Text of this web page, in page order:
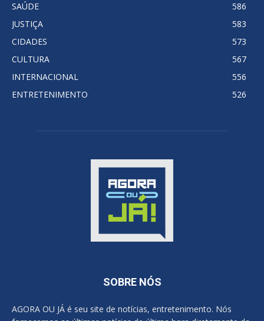
SAÚDE
586
JUSTIÇA
583
CIDADES
573
CULTURA
567
INTERNACIONAL
556
ENTRETENIMENTO
526
SOBRE NÓS
AGORA OU JÁ é seu site de notícias, entretenimento. Nós